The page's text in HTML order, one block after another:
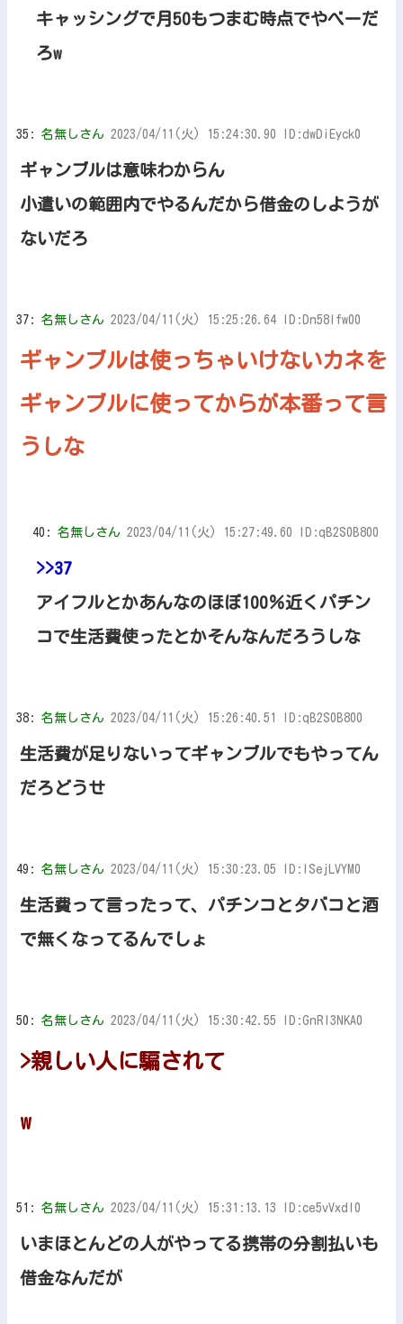
キャッシングで月50もつまむ時点でやべーだ
ろw
35: 名無しさん 2023/04/11(火) 15:24:30.90 ID:dwDiEyck0
ギャンブルは意味わからん
小遣いの範囲内でやるんだから借金のしようが
ないだろ
37: 名無しさん 2023/04/11(火) 15:25:26.64 ID:Dn58Ifw00
ギャンブルは使っちゃいけないカネを
ギャンブルに使ってからが本番って言
うしな
40: 名無しさん 2023/04/11(火) 15:27:49.60 ID:qB2S0B800
>>37
アイフルとかあんなのほぼ100％近くパチン
コで生活費使ったとかそんなんだろうしな
38: 名無しさん 2023/04/11(火) 15:26:40.51 ID:qB2S0B800
生活費が足りないってギャンブルでもやってん
だろどうせ
49: 名無しさん 2023/04/11(火) 15:30:23.05 ID:ISejLVYM0
生活費って言ったって、パチンコとタバコと酒
で無くなってるんでしょ
50: 名無しさん 2023/04/11(火) 15:30:42.55 ID:GnRI3NKA0
>親しい人に騙されて
w
51: 名無しさん 2023/04/11(火) 15:31:13.13 ID:ce5vVxdl0
いまほとんどの人がやってる携帯の分割払いも
借金なんだが